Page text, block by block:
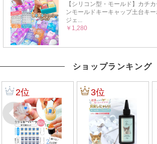
ショップランキング